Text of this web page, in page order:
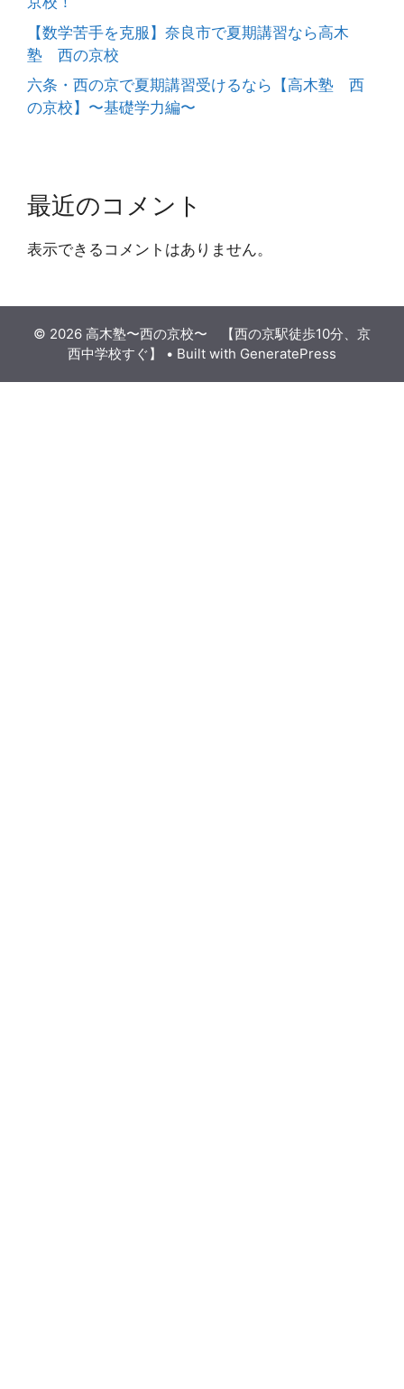
【数学苦手を克服】奈良市で夏期講習なら高木
塾 西の京校
六条・西の京で夏期講習受けるなら【高木塾 西
の京校】〜基礎学力編〜
最近のコメント
表示できるコメントはありません。
© 2026 高木塾〜西の京校〜 【西の京駅徒歩10分、京
西中学校すぐ】
• Built with GeneratePress